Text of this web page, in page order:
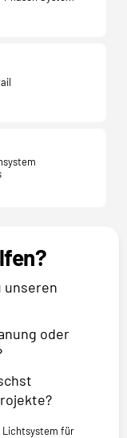
unseren
oder
Lichtsystem für